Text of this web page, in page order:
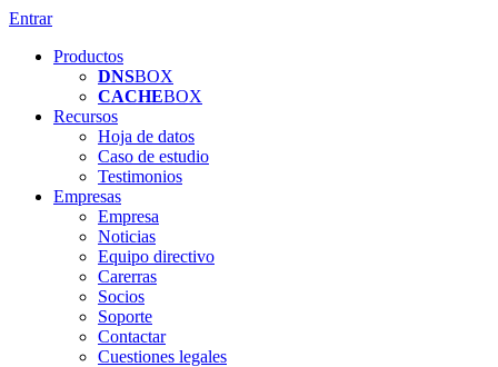
Entrar
Productos
DNSBOX
CACHEBOX
Recursos
Hoja de datos
Caso de estudio
Testimonios
Empresas
Empresa
Noticias
Equipo directivo
Carerras
Socios
Soporte
Contactar
Cuestiones legales